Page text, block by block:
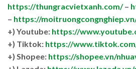
https://thungracvietxanh.com/–
– https://
+) Youtube: https://
+) Tiktok: https://
+) Shopee: https://shopee.vn/